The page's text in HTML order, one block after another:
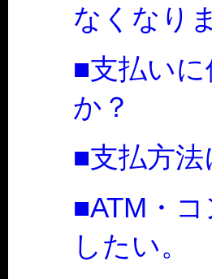
なくなり
■支払い
か？
■支払方
■ATM・
したい。